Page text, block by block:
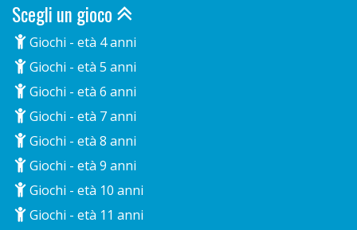
Scegli un gioco
Giochi - età 4 anni
Giochi - età 5 anni
Giochi - età 6 anni
Giochi - età 7 anni
Giochi - età 8 anni
Giochi - età 9 anni
Giochi - età 10 anni
Giochi - età 11 anni